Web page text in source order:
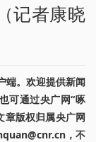
记者康晓
端。欢迎提供新闻
可通过央广网“啄
章版权归属央广网
，不